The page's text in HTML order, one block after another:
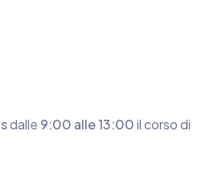
dalle 9:00 alle 13:00il corso di